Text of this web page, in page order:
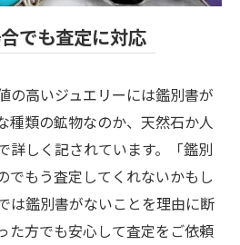
でも査定に対応
の高いジュエリーには鑑別書が
種類の鉱物なのか、天然石か人
詳しく記されています。「鑑別
でもう査定してくれないかもし
は鑑別書がないことを理由に断
た方でも安心して査定をご依頼